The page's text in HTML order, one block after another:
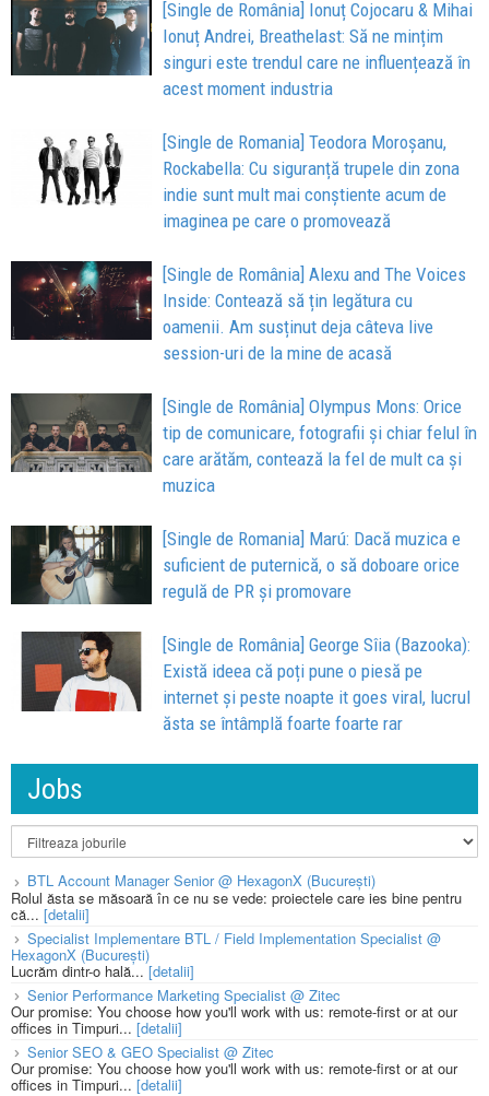
[Single de România] Ionuț Cojocaru & Mihai
Ionuț Andrei, Breathelast: Să ne mințim
singuri este trendul care ne influențează în
acest moment industria
[Single de Romania] Teodora Moroșanu,
Rockabella: Cu siguranță trupele din zona
indie sunt mult mai conștiente acum de
imaginea pe care o promovează
[Single de România] Alexu and The Voices
Inside: Contează să țin legătura cu
oamenii. Am susținut deja câteva live
session-uri de la mine de acasă
[Single de România] Olympus Mons: Orice
tip de comunicare, fotografii și chiar felul în
care arătăm, contează la fel de mult ca și
muzica
[Single de Romania] Marú: Dacă muzica e
suficient de puternică, o să doboare orice
regulă de PR și promovare
[Single de România] George Sîia (Bazooka):
Există ideea că poți pune o piesă pe
internet și peste noapte it goes viral, lucrul
ăsta se întâmplă foarte foarte rar
Jobs
BTL Account Manager Senior @ HexagonX (București)
Rolul ăsta se măsoară în ce nu se vede: proiectele care ies bine pentru
că... [detalii]
Specialist Implementare BTL / Field Implementation Specialist @
HexagonX (București)
Lucrăm dintr-o hală...[detalii]
Senior Performance Marketing Specialist @ Zitec
Our promise: You choose how you'll work with us: remote-first or at our
offices in Timpuri... [detalii]
Senior SEO & GEO Specialist @ Zitec
Our promise: You choose how you'll work with us: remote-first or at our
offices in Timpuri... [detalii]